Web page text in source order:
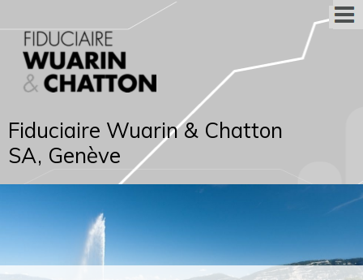
Fiduciaire Wuarin & Chatton
SA, Genève